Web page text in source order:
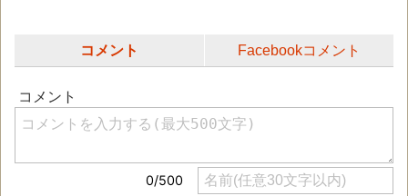
コメント Facebookコメント